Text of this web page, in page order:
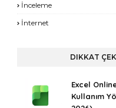
İnceleme
İnternet
DIKKAT
Excel
Kullanım